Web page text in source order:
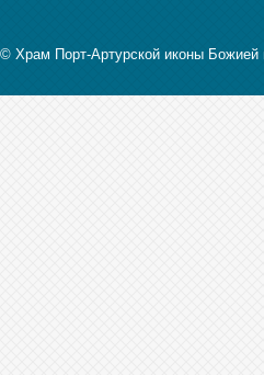
© Храм Порт-Артурской иконы Божией